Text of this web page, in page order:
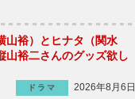
山裕）とヒナタ（関水
山裕二さんのグッズ欲し
ドラマ
2026年8月6日